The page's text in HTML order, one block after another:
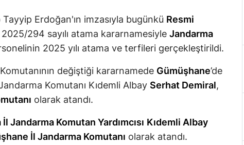
İstanbul
İzmir
Kastamonu
Kırklareli
Erdoğan'ın imzasıyla bugünkü Resmi
2025/294 sayılı atama kararnamesiyle Jandarma
2025 yılı atama ve terfileri gerçekleştirildi.
değiştiği kararnamede Gümüşhane’de
Komutanı Kıdemli Albay Serhat Demiral,
olarak atandı.
Jandarma Komutan Yardımcısı Kıdemli Albay
İl Jandarma Komutanı olarak atandı.